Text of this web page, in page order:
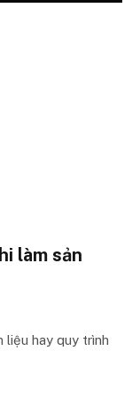
làm sản
liệu hay quy trình